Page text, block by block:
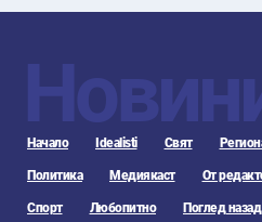
Начало Idealisti Свят
Политика Медиякаст От
Спорт Любопитно Поглед назад